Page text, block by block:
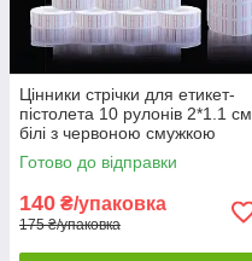
Цінники стрічки для етикет-
пістолета 10 рулонів 2*1.1 см
білі з червоною смужкою
Готово до відправки
140 ₴/упаковка
175 ₴/упаковка